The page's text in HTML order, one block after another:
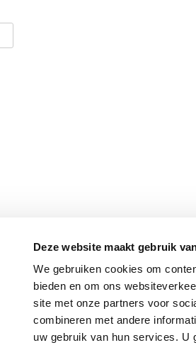
Deze website maakt gebruik
We gebruiken cookies om
bieden en om ons
site met onze partners voor
combineren met andere
uw gebruik van hun services. U